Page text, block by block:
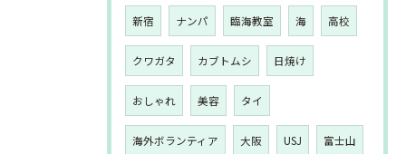
新宿 ナンパ 臨海教室 海 高校
クワガタ カブトムシ 日焼け
おしゃれ 美容 タイ
海外ボランティア 大阪 USJ 富士山